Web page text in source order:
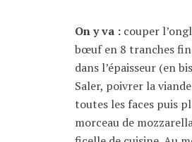
On y va : couper
bœuf en 8 tranches
dans l’épaisseur (en
Saler, poivrer la
toutes les faces puis
morceau de